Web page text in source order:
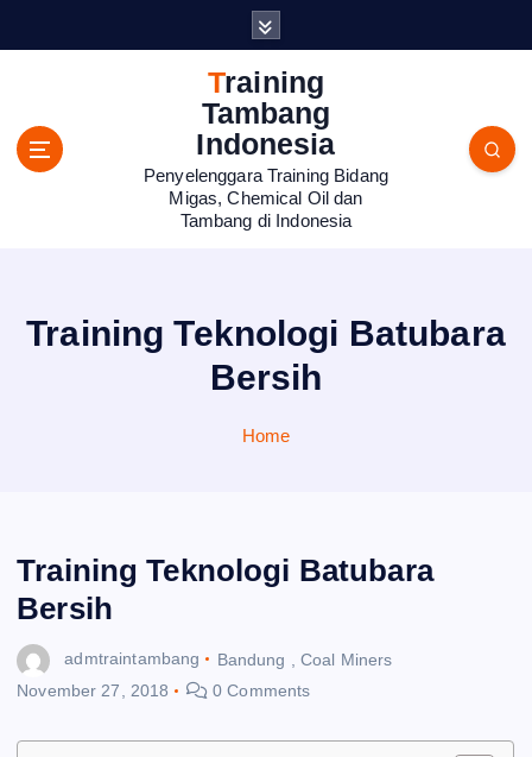
Training
Tambang
Indonesia
Penyelenggara Training Bidang
Migas, Chemical Oil dan
Tambang di Indonesia
Training Teknologi Batubara
Bersih
Home
Training Teknologi Batubara
Bersih
admtraintambang Bandung
Coal Miners
November 27, 2018
0 Comments